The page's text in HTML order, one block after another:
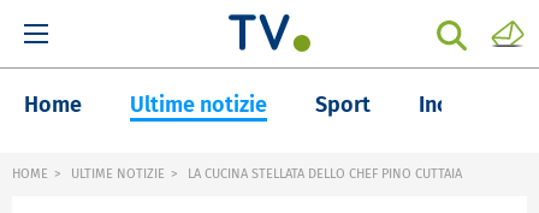
Home Ultime notizie Sport Inchieste
HOME ULTIME NOTIZIE LA CUCINA STELLATA DELLO CHEF PINO CUTTAIA